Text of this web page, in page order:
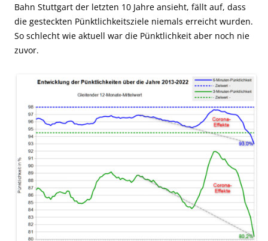
Bahn Stuttgart der letzten 10 Jahre ansieht, fällt auf, dass
die gesteckten Pünktlichkeitsziele niemals erreicht wurden.
So schlecht wie aktuell war die Pünktlichkeit aber noch nie
zuvor.